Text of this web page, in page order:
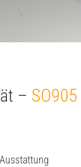
– SO905